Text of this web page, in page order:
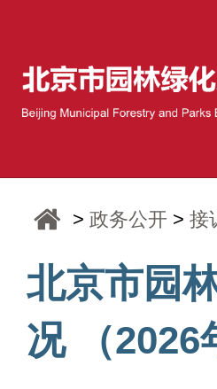
>政务公开 >接
北京市园
况 （2026